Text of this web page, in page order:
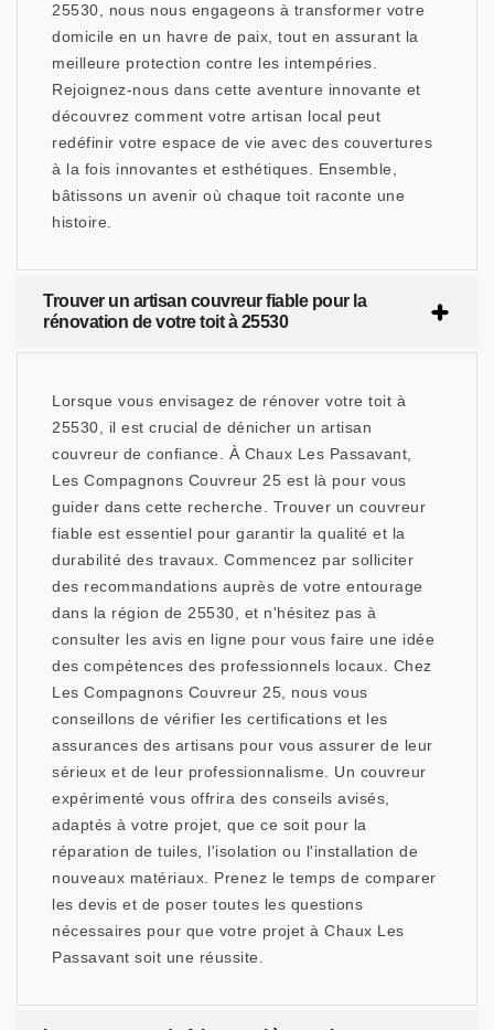
25530, nous nous engageons à transformer votre
domicile en un havre de paix, tout en assurant la
meilleure protection contre les intempéries.
Rejoignez-nous dans cette aventure innovante et
découvrez comment votre artisan local peut
redéfinir votre espace de vie avec des couvertures
à la fois innovantes et esthétiques. Ensemble,
bâtissons un avenir où chaque toit raconte une
histoire.
Trouver un artisan couvreur fiable pour la
rénovation de votre toit à 25530
Lorsque vous envisagez de rénover votre toit à
25530, il est crucial de dénicher un artisan
couvreur de confiance. À Chaux Les Passavant,
Les Compagnons Couvreur 25 est là pour vous
guider dans cette recherche. Trouver un couvreur
fiable est essentiel pour garantir la qualité et la
durabilité des travaux. Commencez par solliciter
des recommandations auprès de votre entourage
dans la région de 25530, et n'hésitez pas à
consulter les avis en ligne pour vous faire une idée
des compétences des professionnels locaux. Chez
Les Compagnons Couvreur 25, nous vous
conseillons de vérifier les certifications et les
assurances des artisans pour vous assurer de leur
sérieux et de leur professionnalisme. Un couvreur
expérimenté vous offrira des conseils avisés,
adaptés à votre projet, que ce soit pour la
réparation de tuiles, l'isolation ou l'installation de
nouveaux matériaux. Prenez le temps de comparer
les devis et de poser toutes les questions
nécessaires pour que votre projet à Chaux Les
Passavant soit une réussite.